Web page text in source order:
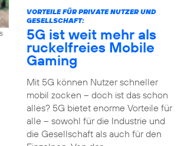
VORTEILE FÜR PRIVATE NUTZER UND
GESELLSCHAFT:
5G ist weit mehr als
ruckelfreies Mobile
Gaming
Mit 5G können Nutzer schneller
mobil zocken – doch ist das schon
alles? 5G bietet enorme Vorteile für
alle – sowohl für die Industrie und
die Gesellschaft als auch für den